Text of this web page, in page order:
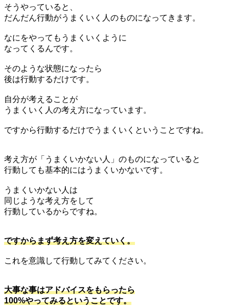
そうやっていると、
だんだん行動がうまくいく人のものになってきます。
なにをやってもうまくいくように
なってくるんです。
そのような状態になったら
後は行動するだけです。
自分が考えることが
うまくいく人の考え方になっています。
ですから行動するだけでうまくいくということですね。
考え方が「うまくいかない人」のものになっていると
行動しても基本的にはうまくいかないです。
うまくいかない人は
同じような考え方をして
行動しているからですね。
ですからまず考え方を変えていく。
これを意識して行動してみてください。
大事な事はアドバイスをもらったら
100%やってみるということです。